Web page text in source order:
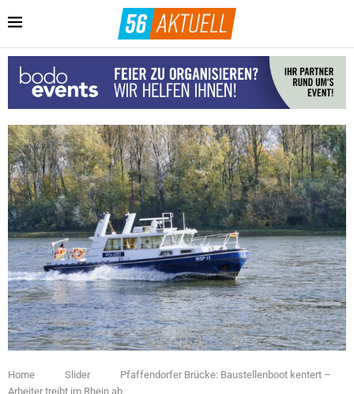
Home Slider
Pfaffendorfer Brücke: Baustellenboot kentert –
Arbeiter treibt im Rhein ab